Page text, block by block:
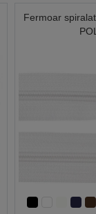
Fermoar